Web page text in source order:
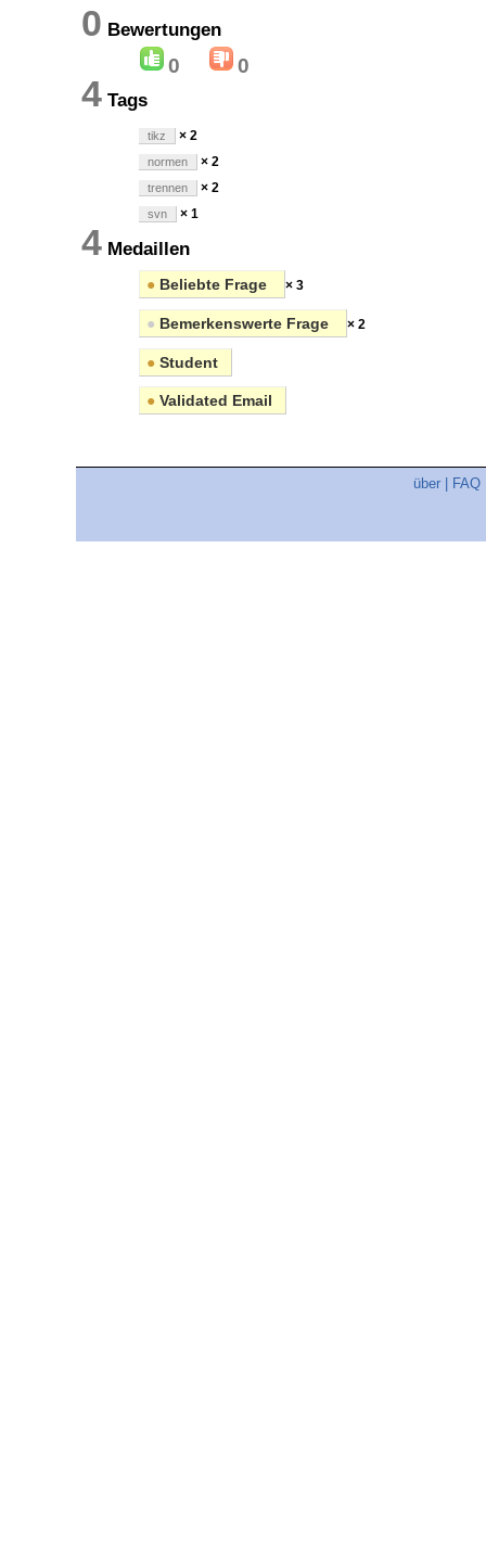
0 Bewertungen
0 0
4 Tags
tikz × 2
normen × 2
trennen × 2
svn × 1
4 Medaillen
● Beliebte Frage × 3
● Bemerkenswerte Frage × 2
● Student
● Validated Email
über FAQ